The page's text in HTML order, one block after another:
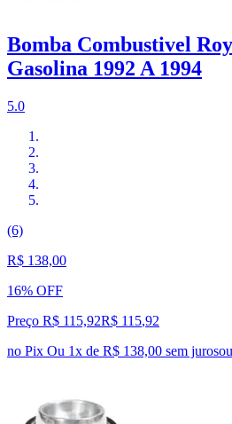
Bomba Combustivel
Gasolina 1992 A 1994
5.0
(6)
R$ 138,00
16% OFF
Preço R$ 115,92R$ 115,92
no Pix Ou 1x de R$ 138,00 sem jurosou